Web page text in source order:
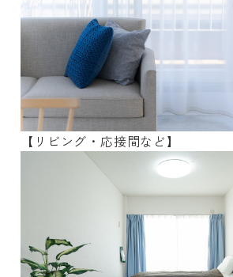
【リビング・応接間など】